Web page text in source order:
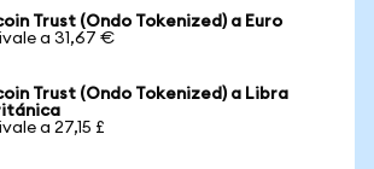
Trust (Ondo Tokenized) a Euro
a 31,67 €
Trust (Ondo Tokenized) a Libra
a 27,15 £